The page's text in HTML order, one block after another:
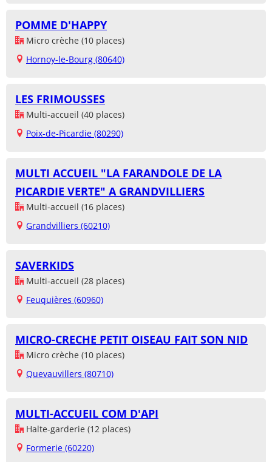
POMME D'HAPPY
Micro crèche (10 places)
Hornoy-le-Bourg (80640)
LES FRIMOUSSES
Multi-accueil (40 places)
Poix-de-Picardie (80290)
MULTI ACCUEIL "LA FARANDOLE DE LA
PICARDIE VERTE" A GRANDVILLIERS
Multi-accueil (16 places)
Grandvilliers (60210)
SAVERKIDS
Multi-accueil (28 places)
Feuquières (60960)
MICRO-CRECHE PETIT OISEAU FAIT SON NID
Micro crèche (10 places)
Quevauvillers (80710)
MULTI-ACCUEIL COM D'API
Halte-garderie (12 places)
Formerie (60220)